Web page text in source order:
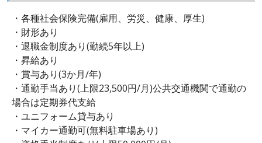
・各種社会保険完備(雇用、労災、健康、厚生)
・財形あり
・退職金制度あり(勤続5年以上)
・昇給あり
・賞与あり(3か月/年)
・通勤手当あり(上限23,500円/月)公共交通機関で通勤の
場合は定期券代支給
・ユニフォーム貸与あり
・マイカー通勤可(無料駐車場あり)